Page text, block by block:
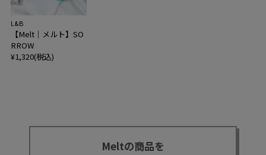
L&B
【Melt｜メルト】SO
RROW
¥1,320(税込)
Meltの商品を